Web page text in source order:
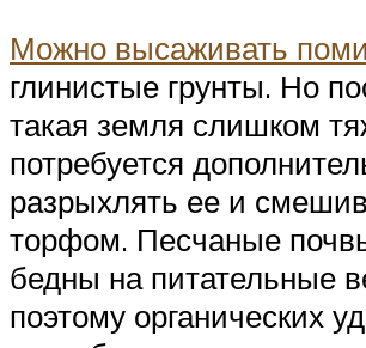
Можно высаживать
глинистые грунты. Но
такая земля слишком
потребуется
разрыхлять ее и
торфом. Песчаные
бедны на питательные
поэтому органических